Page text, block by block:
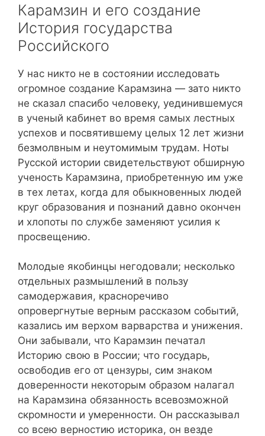
Карамзин и его создание
История государства
Российского
У нас никто не в состоянии исследовать
огромное создание Карамзина — зато никто
не сказал спасибо человеку, уединившемуся
в ученый кабинет во время самых лестных
успехов и посвятившему целых 12 лет жизни
безмолвным и неутомимым трудам. Ноты
Русской истории свидетельствуют обширную
ученость Карамзина, приобретенную им уже
в тех летах, когда для обыкновенных людей
круг образования и познаний давно окончен
и хлопоты по службе заменяют усилия к
просвещению.
Молодые якобинцы негодовали; несколько
отдельных размышлений в пользу
самодержавия, красноречиво
опровергнутые верным рассказом событий,
казались им верхом варварства и унижения.
Они забывали, что Карамзин печатал
Историю свою в России; что государь,
освободив его от цензуры, сим знаком
доверенности некоторым образом налагал
на Карамзина обязанность всевозможной
скромности и умеренности. Он рассказывал
со всею верностию историка, он везде